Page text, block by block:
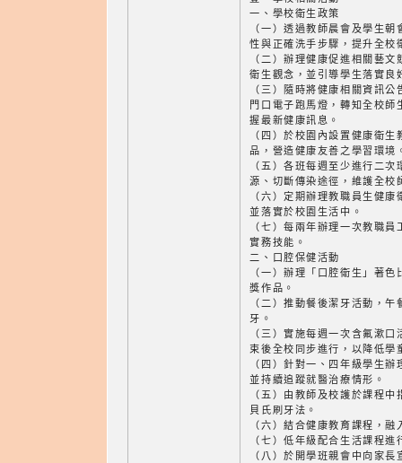
一、學校衛生政策
（一）透過教師晨會及學生
性與正確洗手步驟，提升全校
（二）辦理健康促進相關藝
衛生觀念，並引導學生落實良
（三）隨時將健康相關資訊
門口電子跑馬燈，轉知全校
握最新健康訊息。
（四）於校園內設置健康衛
品，營造健康友善之學習環境
（五）各班每週至少進行二
源、切斷傳染途徑，維護全校
（六）定期辦理教職員生健
並落實於校園生活中。
（七）每兩年辦理一次教職
實務技能。
二、口腔保健活動
（一）辦理「口腔衛生」著
獎作品。
（二）推動餐後潔牙活動，
牙。
（三）實施每週一次含氟漱
束後全校同步進行，以降低學
（四）針對一、四年級學生
並持續追蹤就醫治療情形。
（五）由教師及校護於課程
貝氏刷牙法。
（六）結合健康教育課程，
（七）低年級配合生活課程進
（八）於開學班親會中向家